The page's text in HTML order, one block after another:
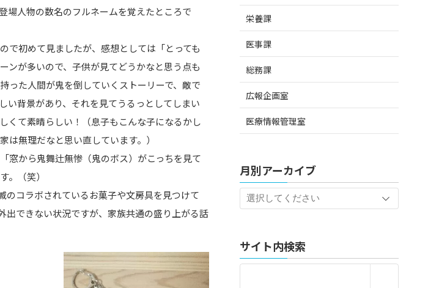
場人物の数名のフルネームを覚えたところで
で初めて見ましたが、感想としては「とっても
ンが多いので、子供が見てどうかなと思う点も
った人間が鬼を倒していくストーリーで、敵で
い背景があり、それを見てうるっとしてしまい
くて素晴らしい！（息子もこんな子になるかし
は無理だなと思い直しています。）
窓から鬼舞辻無惨（鬼のボス）がこっちを見て
。（笑）
のコラボされているお菓子や文房具を見つけて
出できない状況ですが、家族共通の盛り上がる話
栄養課
医事課
総務課
広報企画室
医療情報管理室
月別アーカイブ
サイト内検索